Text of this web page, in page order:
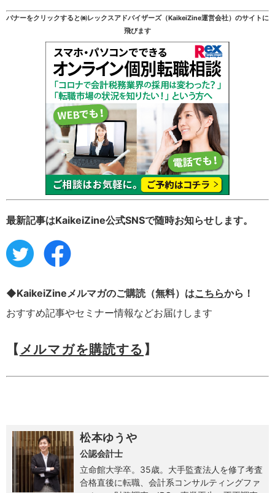
バナーをクリックすると㈱レックスアドバイザーズ（KaikeiZine運営会社）のサイトに
飛びます
最新記事はKaikeiZine公式SNSで随時お知らせします。
◆KaikeiZineメルマガのご購読（無料）はこちらから！
おすすめ記事やセミナー情報などお届けします
【 メルマガを購読する 】
松本ゆうや
公認会計士
立命館大学卒。35歳。大手監査法人を修了考査
合格直後に転職、会計系コンサルティングファ